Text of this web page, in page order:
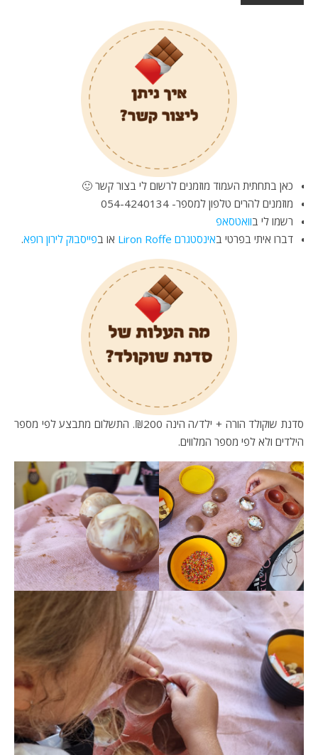
כאן בתחתית העמוד מוזמנים לרשום לי בצור קשר 🙂
מוזמנים להרים טלפון למספר- 054-4240134
רשמו לי בוואטסאפ
דברו איתי בפרטי באינסטגרם Liron Roffe או בפייסבוק לירון רופא.
סדנת שוקולד הורה + ילד/ה הינה ₪200. התשלום מתבצע לפי מספר
הילדים ולא לפי מספר המלווים.